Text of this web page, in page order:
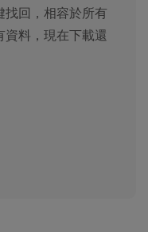
找回，相容於所有
料，現在下載還